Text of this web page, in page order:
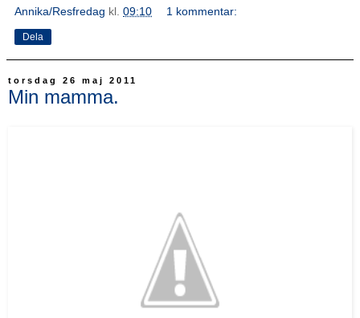
Annika/Resfredag kl. 09:10 1 kommentar:
Dela
torsdag 26 maj 2011
Min mamma.